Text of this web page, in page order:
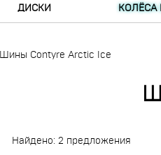
ДИСКИ КОЛЁСА
Шины Contyre Arctic Ice
Найдено: 2 предложения